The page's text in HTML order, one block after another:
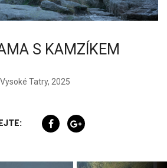
S KAMZÍKEM
Vysoké Tatry, 2025